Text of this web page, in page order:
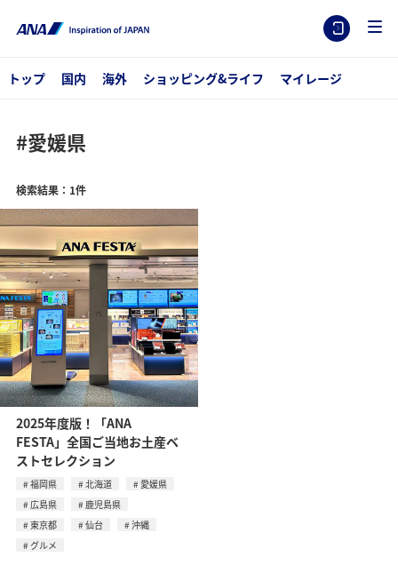
トップ 国内 海外 ショッピング&ライフ マイレージ
#愛媛県
検索結果：1件
2025年度版！「ANA
FESTA」全国ご当地お土産ベ
ストセレクション
福岡県 北海道
愛媛県
広島県
鹿児島県
東京都
仙台
沖縄
グルメ